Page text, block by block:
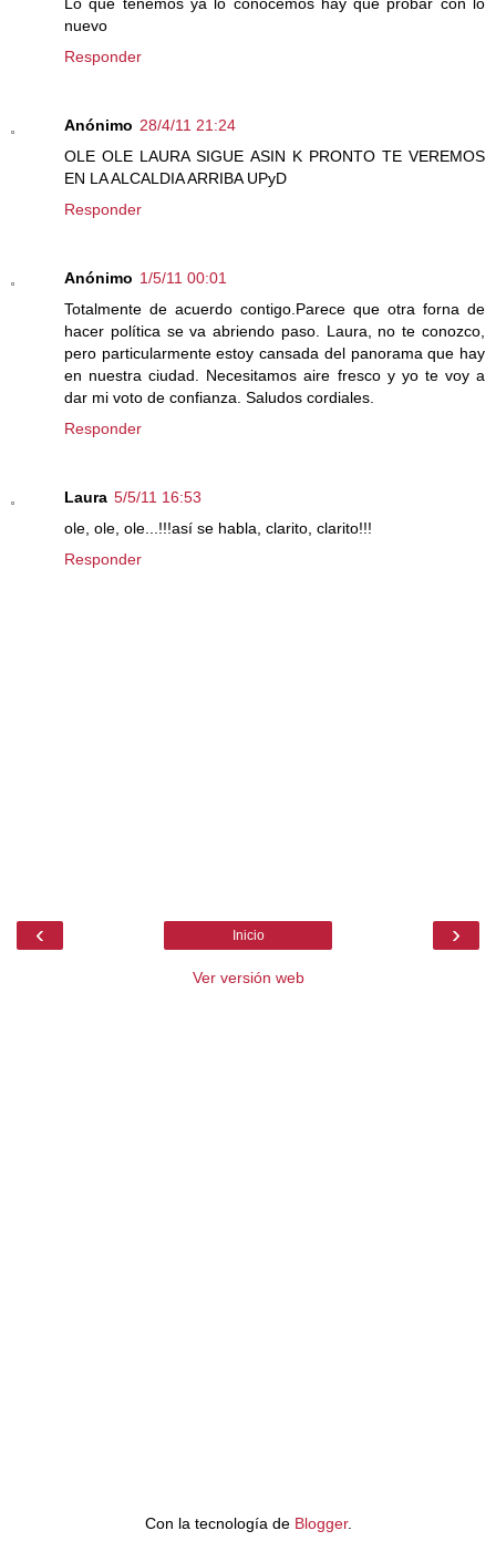
nuevo
Responder
Anónimo 28/4/11 21:24
OLE OLE LAURA SIGUE ASIN K PRONTO TE VEREMOS
EN LA ALCALDIA ARRIBA UPyD
Responder
Anónimo 1/5/11 00:01
Totalmente de acuerdo contigo.Parece que otra forna de
hacer política se va abriendo paso. Laura, no te conozco,
pero particularmente estoy cansada del panorama que hay
en nuestra ciudad. Necesitamos aire fresco y yo te voy a
dar mi voto de confianza. Saludos cordiales.
Responder
Laura 5/5/11 16:53
ole, ole, ole...!!!así se habla, clarito, clarito!!!
Responder
‹ ›
Inicio
Ver versión web
Con la tecnología de Blogger.